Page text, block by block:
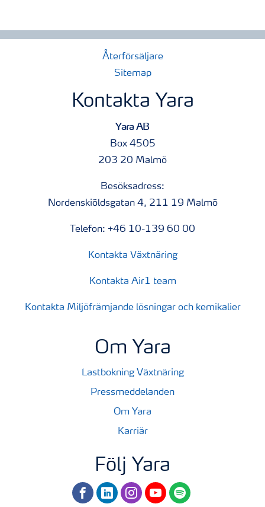
Återförsäljare
Sitemap
Kontakta Yara
Yara AB
Box 4505
203 20 Malmö
Besöksadress:
Nordenskiöldsgatan 4, 211 19 Malmö
Telefon: +46 10-139 60 00
Kontakta Växtnäring
Kontakta Air1 team
Kontakta Miljöfrämjande lösningar och kemikalier
Om Yara
Lastbokning Växtnäring
Pressmeddelanden
Om Yara
Karriär
Följ Yara
facebooklinkedininstagram
youtubespotify